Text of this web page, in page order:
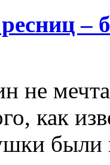
–
не
как
были